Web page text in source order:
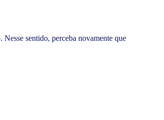
sentido, perceba novamente que